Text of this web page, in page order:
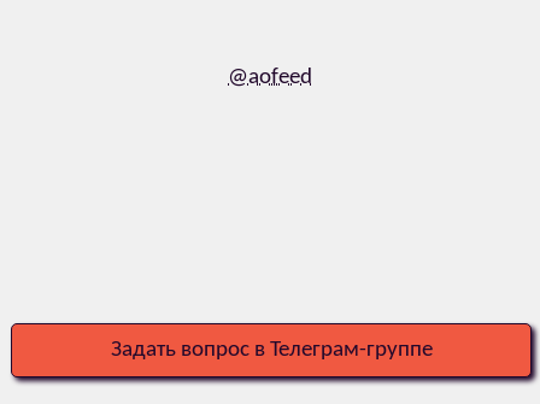
@aofeed
Задать вопрос в Телеграм-группе